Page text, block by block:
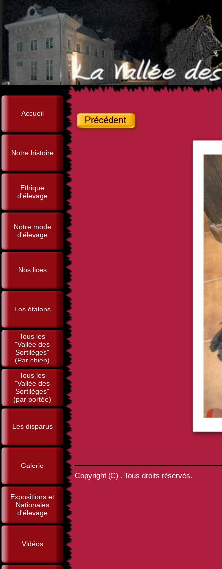
Accueil
Notre histoire
Ethique
d'élevage
Notre mode
d'élevage
Nos lices
Les étalons
Tous les
"Vallée des
Sortilèges"
(Par chien)
Tous les
"Vallée des
Sortilèges"
(par portée)
Les disparus
Galerie
Expositions et
Nationales
d'élevage
Vidéos
Copyright (C) . Tous droits réservés.